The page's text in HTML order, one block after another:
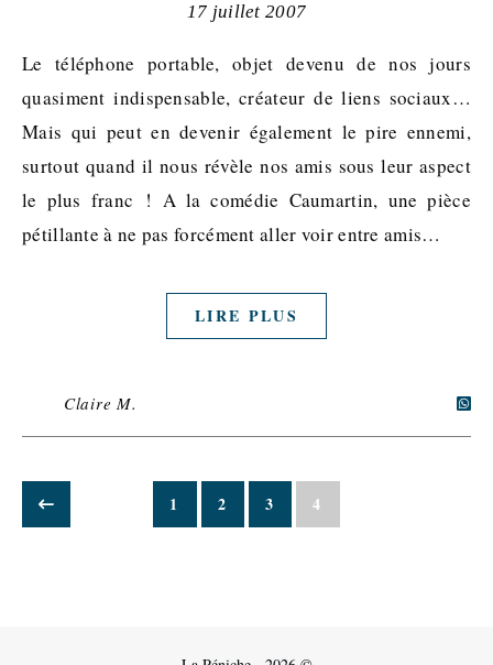
17 juillet 2007
Le téléphone portable, objet devenu de nos jours
quasiment indispensable, créateur de liens sociaux…
Mais qui peut en devenir également le pire ennemi,
surtout quand il nous révèle nos amis sous leur aspect
le plus franc ! A la comédie Caumartin, une pièce
pétillante à ne pas forcément aller voir entre amis…
LIRE PLUS
Claire M.
1 2 3 4